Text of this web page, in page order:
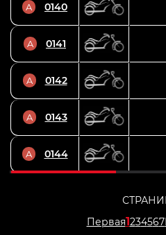
A 0140
A 0141
A 0142
A 0143
A 0144
Первая1234567